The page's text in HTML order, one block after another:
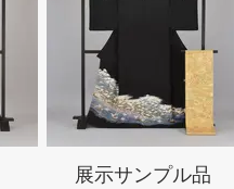
展示サンプル品